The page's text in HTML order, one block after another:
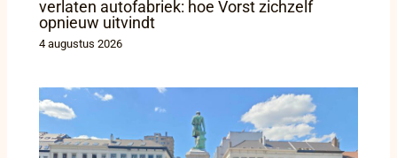
verlaten autofabriek: hoe Vorst zichzelf
opnieuw uitvindt
4 augustus 2026